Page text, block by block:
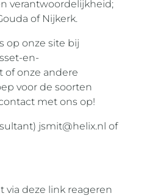
verantwoordelijkheid;
of Nijkerk.
op onze site bij
en-
onze andere
voor de soorten
met ons op!
jsmit@helix.nl of
via deze link reageren